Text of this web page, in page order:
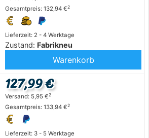
Lieferzeit: 2 - 4 Werktage
Zustand: Fabrikneu
Gesamtpreis: 132,94 €2
Warenkorb
Lieferzeit: 3 - 5 Werktage
127,99 €
Versand: 5,95 €2
Gesamtpreis: 133,94 €2